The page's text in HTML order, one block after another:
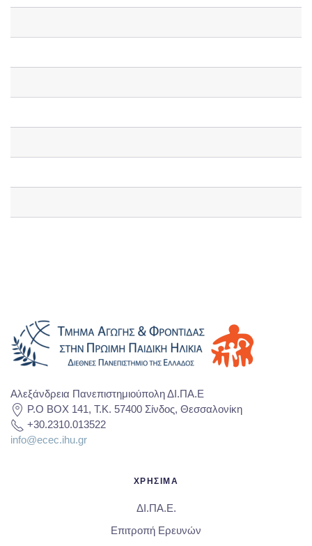
Αλεξάνδρεια Πανεπιστημιούπολη ΔΙ.ΠΑ.Ε
P.O BOX 141, T.K. 57400 Σίνδος, Θεσσαλονίκη
+30.2310.013522
info@ecec.ihu.gr
ΧΡΗΣΙΜΑ
ΔΙ.ΠΑ.Ε.
Επιτροπή Ερευνών